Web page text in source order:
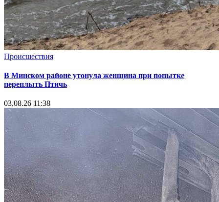
Происшествия
В Минском районе утонула женщина при попытке
переплыть Птичь
03.08.26 11:38